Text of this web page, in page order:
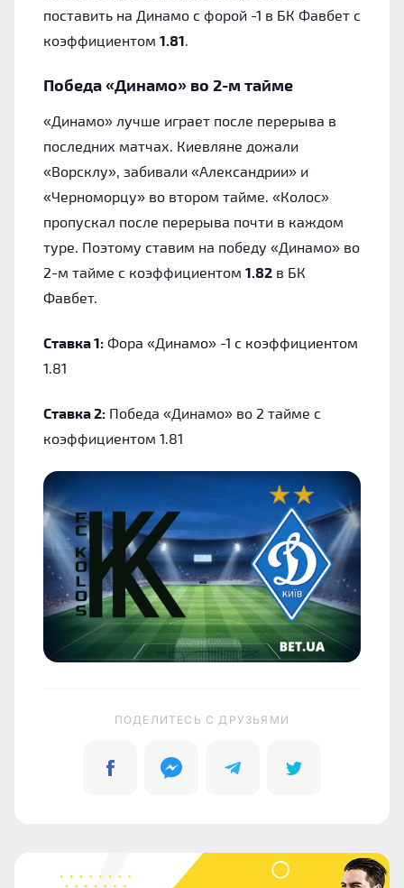
поставить на Динамо с форой -1 в БК Фавбет с
коэффициентом 1.81.
Победа «Динамо» во 2-м тайме
«Динамо» лучше играет после перерыва в
последних матчах. Киевляне дожали
«Ворсклу», забивали «Александрии» и
«Черноморцу» во втором тайме. «Колос»
пропускал после перерыва почти в каждом
туре. Поэтому ставим на победу «Динамо» во
2-м тайме с коэффициентом 1.82 в БК
Фавбет.
Ставка 1: Фора «Динамо» -1 с коэффициентом
1.81
Ставка 2: Победа «Динамо» во 2 тайме с
коэффициентом 1.81
ПОДЕЛИТЕСЬ C ДРУЗЬЯМИ